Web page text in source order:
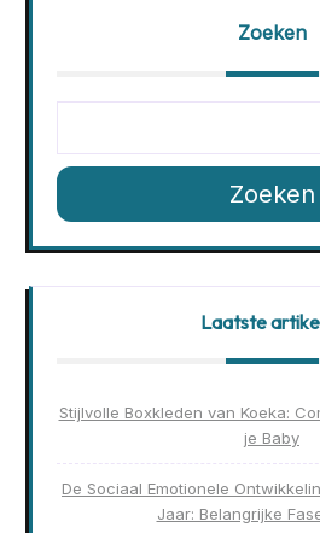
Zoeken
Zoeken
Laatste
Stijlvolle Boxkleden van Koeka:
je Baby
De Sociaal Emotionele
Jaar: Belangrijke